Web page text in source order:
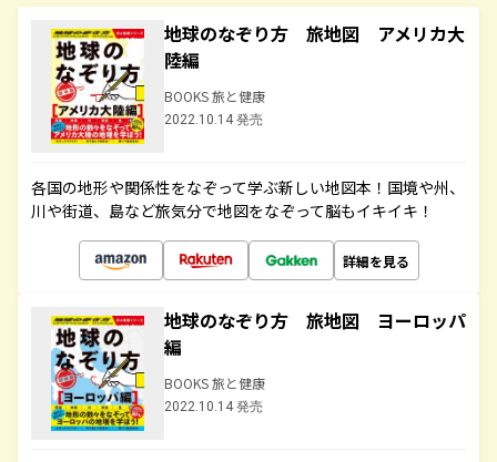
地球のなぞり方 旅地図 アメリカ大
陸編
BOOKS 旅と健康
2022.10.14 発売
各国の地形や関係性をなぞって学ぶ新しい地図本！国境や州、
川や街道、島など旅気分で地図をなぞって脳もイキイキ！
詳細を見る
地球のなぞり方 旅地図 ヨーロッパ
編
BOOKS 旅と健康
2022.10.14 発売